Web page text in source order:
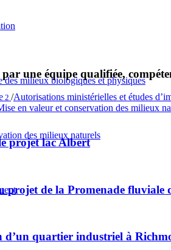
des milieux biologiques et physiques
des milieux naturels
une équipe qualifiée,
2 /Autorisations ministérielles et études
en valeur et conservation des milieux
projet lac Albert
projet de la Promenade
d’un quartier industriel à